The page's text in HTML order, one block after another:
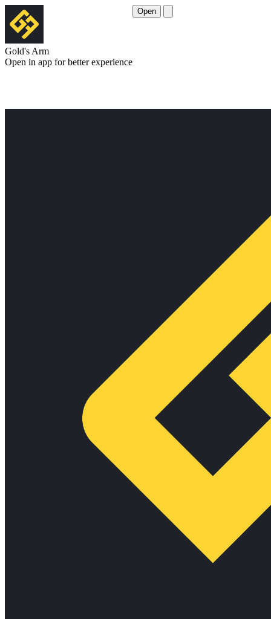
Gold's Arm
Open in app for better experience
Open